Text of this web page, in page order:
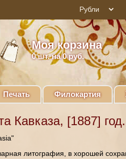
Моя корзина
0шт. на 0 руб.
Печать Филокартия
Кавказа, [1887] год.
литография, в хорошей